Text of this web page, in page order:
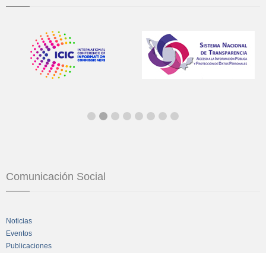
Comunicación Social
Noticias
Eventos
Publicaciones